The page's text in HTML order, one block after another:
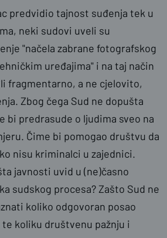
predvidio tajnost suđenja tek u
neki sudovi uveli su
"načela zabrane fotografskog
uređajima" i na taj način
fragmentarno, a ne cjelovito,
Zbog čega Sud ne dopušta
bi predrasude o ljudima sveo na
Čime bi pomogao društvu da
nisu kriminalci u zajednici.
javnosti uvid u (ne)časno
sudskog procesa? Zašto Sud ne
koliko odgovoran posao
koliku društvenu pažnju i